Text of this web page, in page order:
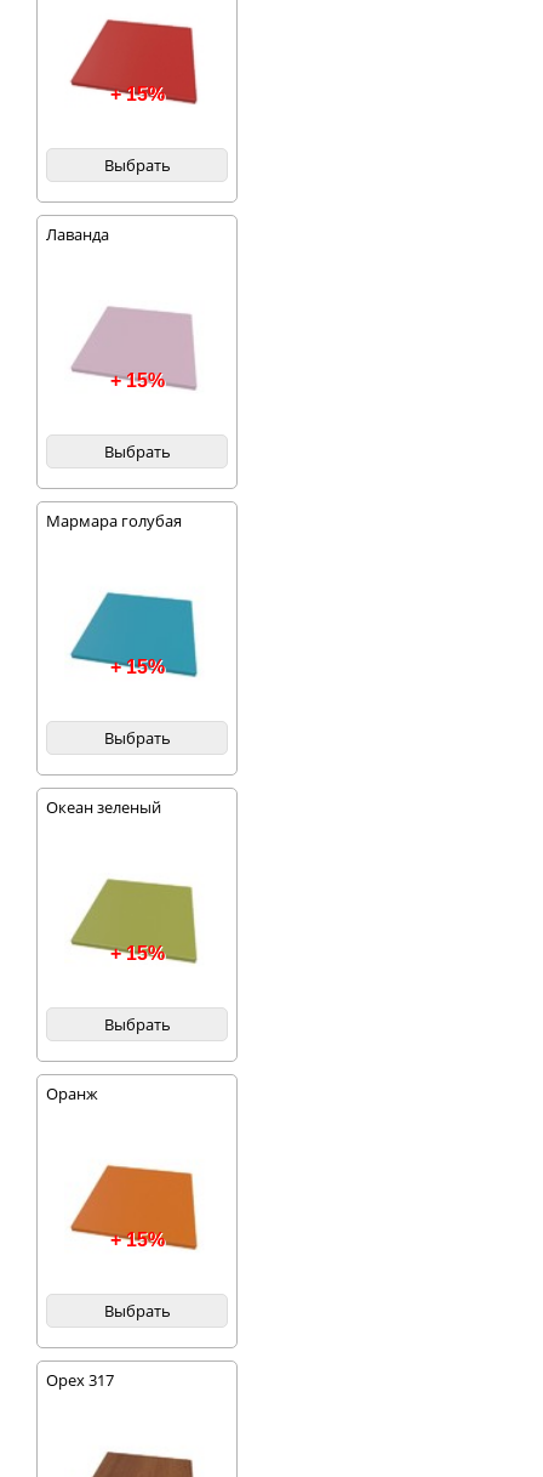
+ 15%
Выбрать
Лаванда
+ 15%
Выбрать
Мармара голубая
+ 15%
Выбрать
Океан зеленый
+ 15%
Выбрать
Оранж
+ 15%
Выбрать
Орех 317